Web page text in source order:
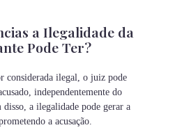
a Ilegalidade da
Pode Ter?
considerada ilegal, o juiz pode
independentemente do
a ilegalidade pode gerar a
a acusação.